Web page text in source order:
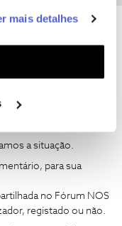
e
seus interesses
Pode gerir a
Configurar
mais detalhes
Forum|Forum|2 years ago
a situação.
para sua
no Fórum NOS
registado ou não.